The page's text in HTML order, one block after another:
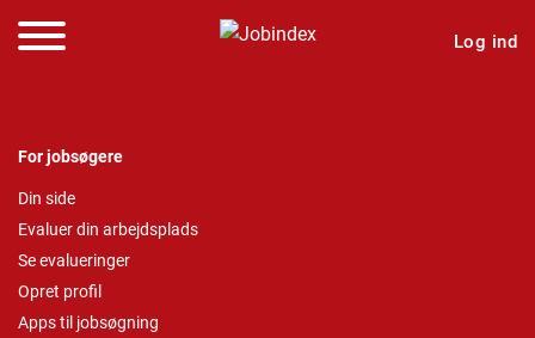
Log ind
For jobsøgere
Din side
Evaluer din arbejdsplads
Se evalueringer
Opret profil
Apps til jobsøgning